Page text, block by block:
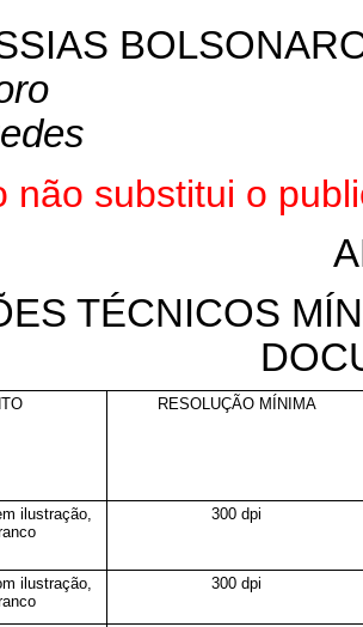
não substitui o
TÉCNICOS
RESOLUÇÃO MÍNIMA
ilustração,
300 dpi
ilustração,
300 dpi